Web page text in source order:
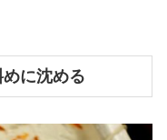
に沈める